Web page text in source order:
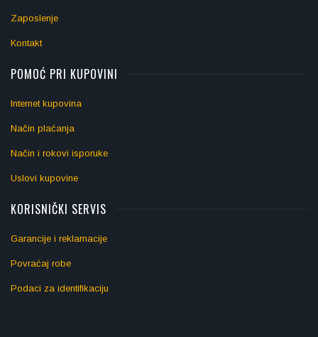
Zaposlenje
Kontakt
POMOĆ PRI KUPOVINI
Internet kupovina
Način plaćanja
Način i rokovi isporuke
Uslovi kupovine
KORISNIČKI SERVIS
Garancije i reklamacije
Povraćaj robe
Podaci za identifikaciju